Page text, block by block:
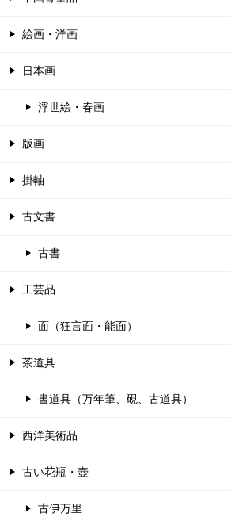
絵画・洋画
日本画
浮世絵・春画
版画
掛軸
古文書
古書
工芸品
面（狂言面・能面）
茶道具
書道具（万年筆、硯、古道具）
西洋美術品
古い花瓶・壺
古伊万里